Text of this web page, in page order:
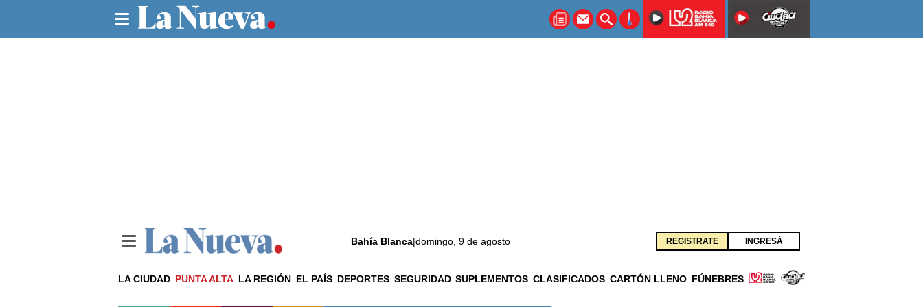
Bahía Blanca|domingo, 9 de agosto REGISTRATE INGRESÁ
LA CIUDAD PUNTA ALTA LA REGIÓN EL PAÍS DEPORTES SEGURIDAD SUPLEMENTOS CLASIFICADOS CARTÓN LLENO FÚNEBRES